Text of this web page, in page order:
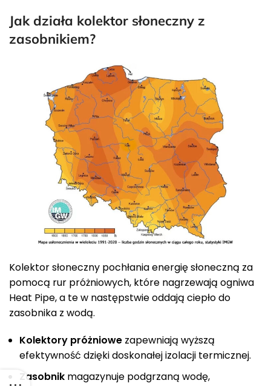
Jak działa kolektor słoneczny z
zasobnikiem?
Kolektor słoneczny pochłania energię słoneczną za
pomocą rur próżniowych, które nagrzewają ogniwa
Heat Pipe, a te w następstwie oddają ciepło do
zasobnika z wodą.
Kolektory próżniowe zapewniają wyższą
efektywność dzięki doskonałej izolacji termicznej.
Zasobnik magazynuje podgrzaną wodę,